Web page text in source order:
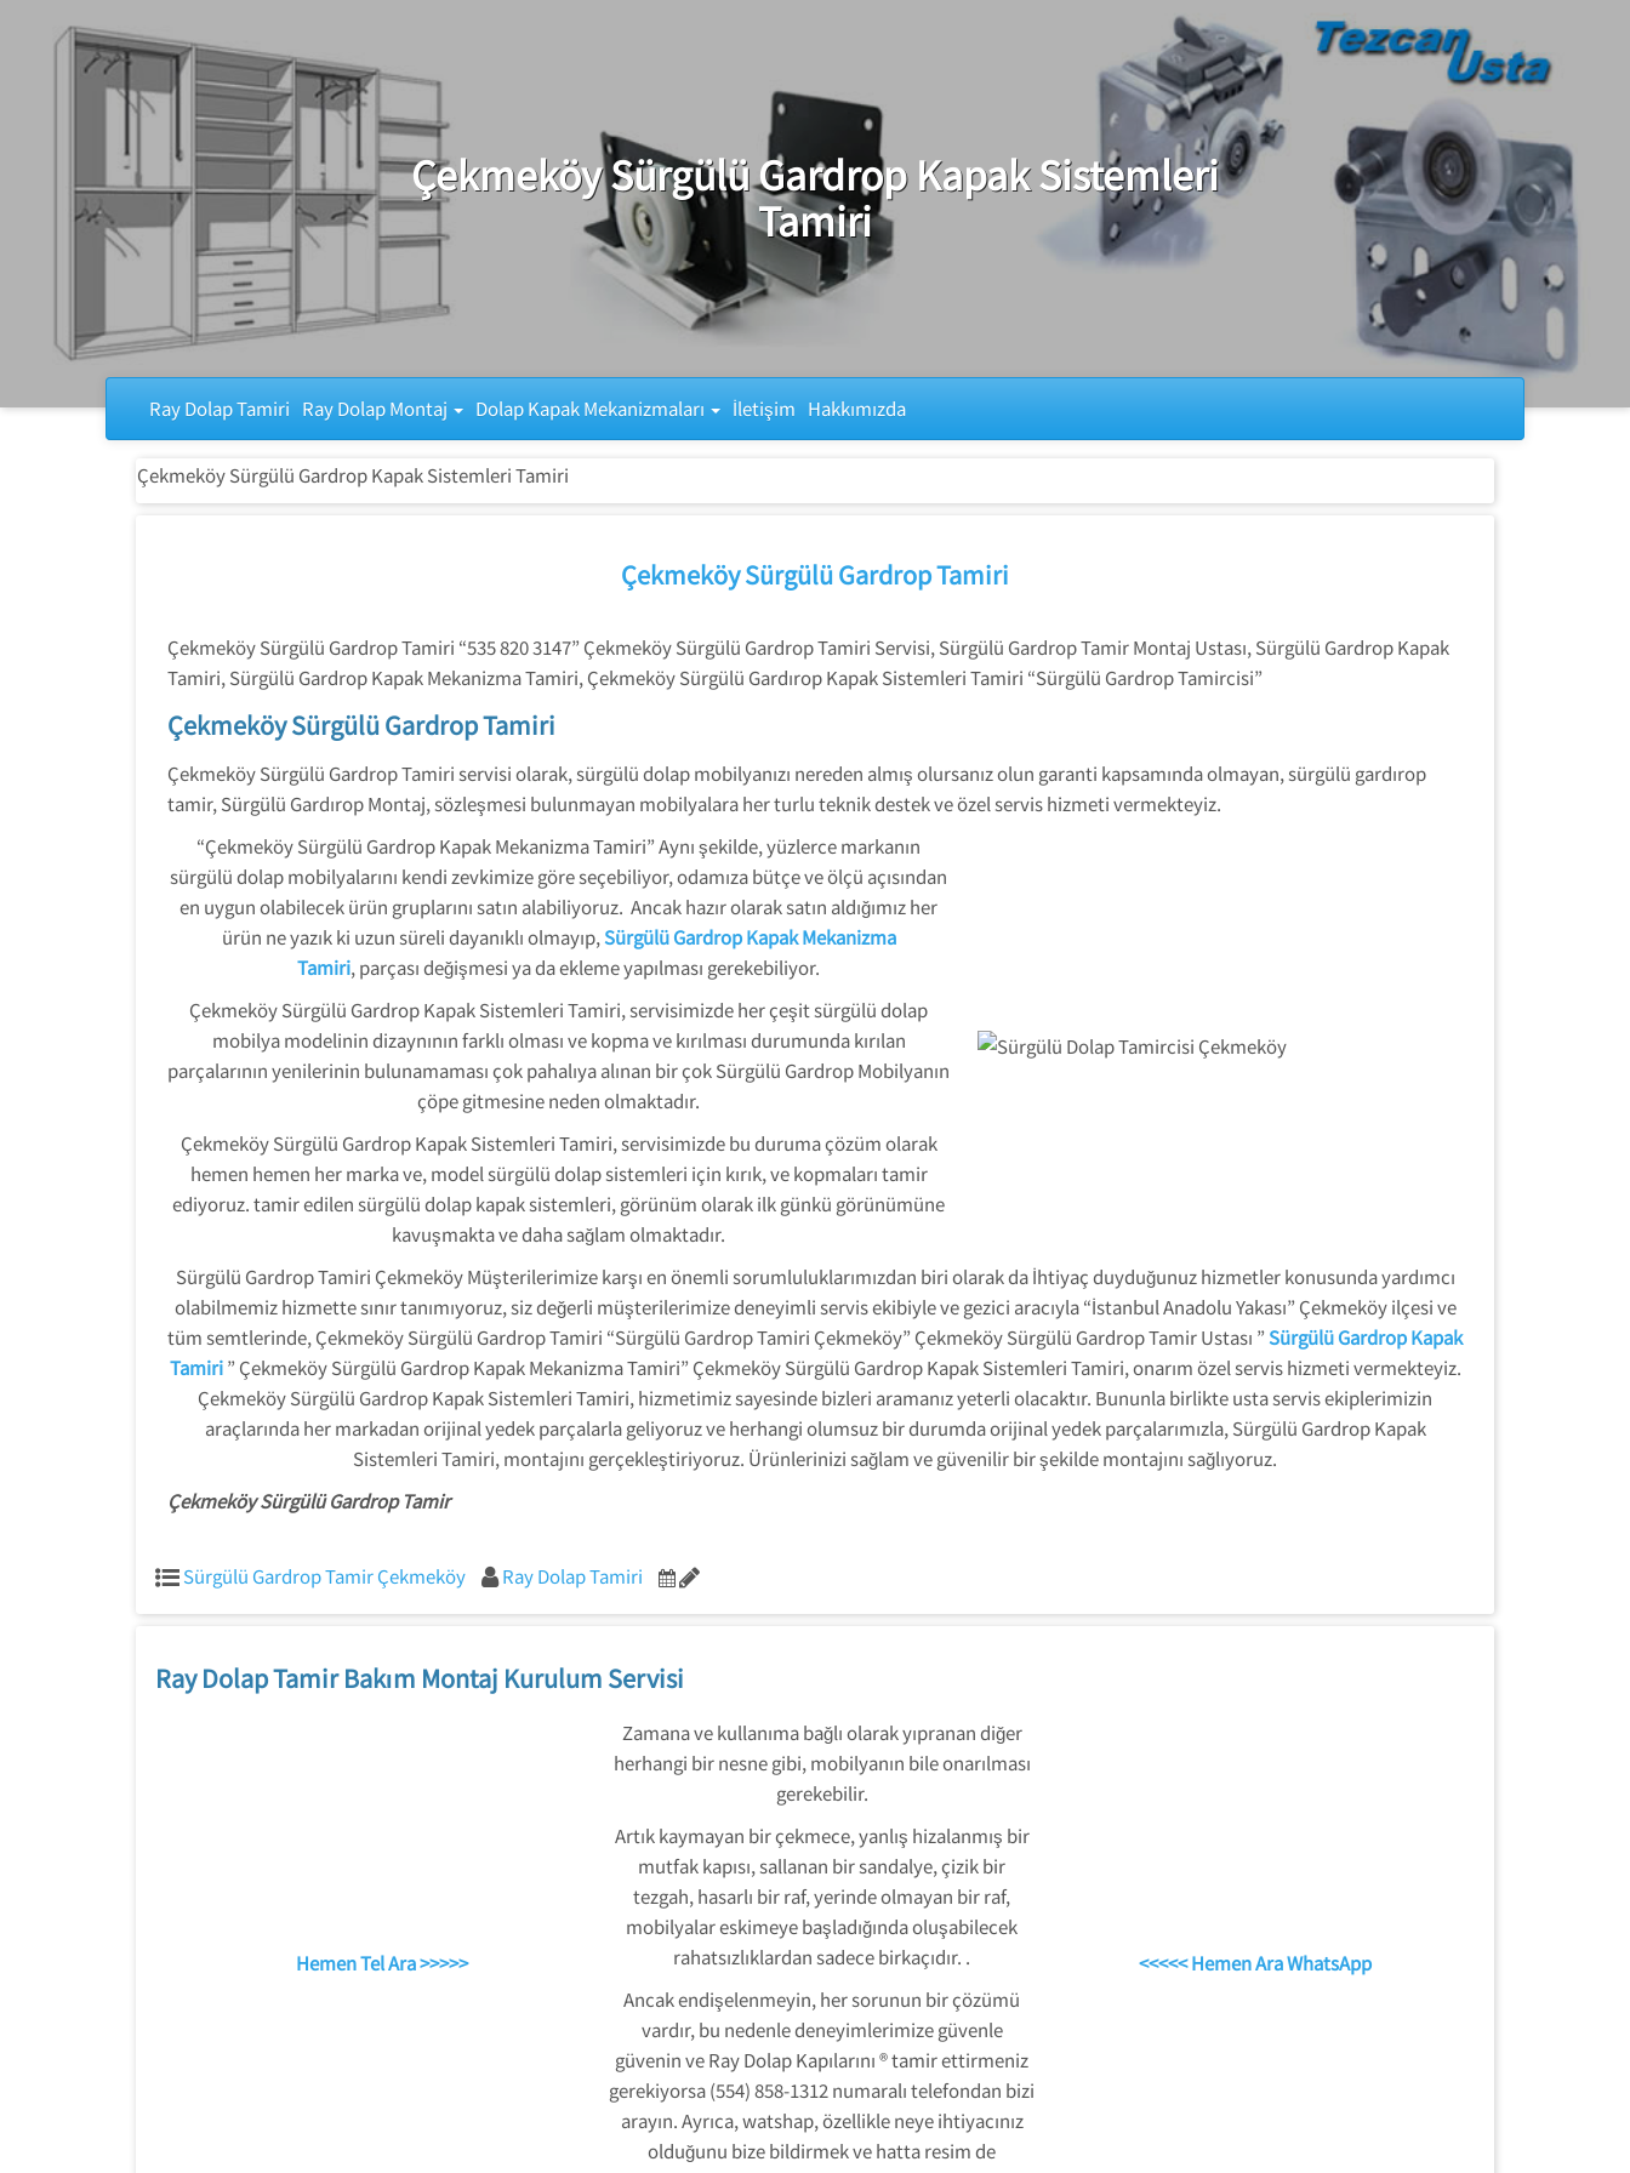
Çekmeköy Sürgülü Gardrop Kapak Sistemleri
Tamiri
Ray Dolap Tamiri Ray Dolap Montaj Dolap Kapak Mekanizmaları İletişim Hakkımızda
Çekmeköy Sürgülü Gardrop Kapak Sistemleri Tamiri
Çekmeköy Sürgülü Gardrop Tamiri
Çekmeköy Sürgülü Gardrop Tamiri “535 820 3147” Çekmeköy Sürgülü Gardrop Tamiri Servisi, Sürgülü Gardrop Tamir Montaj Ustası, Sürgülü Gardrop Kapak
Tamiri, Sürgülü Gardrop Kapak Mekanizma Tamiri, Çekmeköy Sürgülü Gardırop Kapak Sistemleri Tamiri “Sürgülü Gardrop Tamircisi”
Çekmeköy Sürgülü Gardrop Tamiri
Çekmeköy Sürgülü Gardrop Tamiri servisi olarak, sürgülü dolap mobilyanızı nereden almış olursanız olun garanti kapsamında olmayan, sürgülü gardırop
tamir, Sürgülü Gardırop Montaj, sözleşmesi bulunmayan mobilyalara her turlu teknik destek ve özel servis hizmeti vermekteyiz.
“Çekmeköy Sürgülü Gardrop Kapak Mekanizma Tamiri” Aynı şekilde, yüzlerce markanın
sürgülü dolap mobilyalarını kendi zevkimize göre seçebiliyor, odamıza bütçe ve ölçü açısından
en uygun olabilecek ürün gruplarını satın alabiliyoruz. Ancak hazır olarak satın aldığımız her
ürün ne yazık ki uzun süreli dayanıklı olmayıp,Sürgülü Gardrop Kapak Mekanizma
Tamiri, parçası değişmesi ya da ekleme yapılması gerekebiliyor.
Çekmeköy Sürgülü Gardrop Kapak Sistemleri Tamiri, servisimizde her çeşit sürgülü dolap
mobilya modelinin dizaynının farklı olması ve kopma ve kırılması durumunda kırılan
parçalarının yenilerinin bulunamaması çok pahalıya alınan bir çok Sürgülü Gardrop Mobilyanın
çöpe gitmesine neden olmaktadır.
Çekmeköy Sürgülü Gardrop Kapak Sistemleri Tamiri, servisimizde bu duruma çözüm olarak
hemen hemen her marka ve, model sürgülü dolap sistemleri için kırık, ve kopmaları tamir
ediyoruz. tamir edilen sürgülü dolap kapak sistemleri, görünüm olarak ilk günkü görünümüne
kavuşmakta ve daha sağlam olmaktadır.
Sürgülü Gardrop Tamiri Çekmeköy Müşterilerimize karşı en önemli sorumluluklarımızdan biri olarak da İhtiyaç duyduğunuz hizmetler konusunda yardımcı
olabilmemiz hizmette sınır tanımıyoruz, siz değerli müşterilerimize deneyimli servis ekibiyle ve gezici aracıyla “İstanbul Anadolu Yakası” Çekmeköy ilçesi ve
tüm semtlerinde, Çekmeköy Sürgülü Gardrop Tamiri “Sürgülü Gardrop Tamiri Çekmeköy” Çekmeköy Sürgülü Gardrop Tamir Ustası ”Sürgülü Gardrop Kapak
Tamiri” Çekmeköy Sürgülü Gardrop Kapak Mekanizma Tamiri” Çekmeköy Sürgülü Gardrop Kapak Sistemleri Tamiri, onarım özel servis hizmeti vermekteyiz.
Çekmeköy Sürgülü Gardrop Kapak Sistemleri Tamiri, hizmetimiz sayesinde bizleri aramanız yeterli olacaktır. Bununla birlikte usta servis ekiplerimizin
araçlarında her markadan orijinal yedek parçalarla geliyoruz ve herhangi olumsuz bir durumda orijinal yedek parçalarımızla, Sürgülü Gardrop Kapak
Sistemleri Tamiri, montajını gerçekleştiriyoruz. Ürünlerinizi sağlam ve güvenilir bir şekilde montajını sağlıyoruz.
Çekmeköy Sürgülü Gardrop Tamir
Sürgülü Gardrop Tamir Çekmeköy Ray Dolap Tamiri
Ray Dolap Tamir Bakım Montaj Kurulum Servisi
Hemen Tel Ara >>>>>
Zamana ve kullanıma bağlı olarak yıpranan diğer
herhangi bir nesne gibi, mobilyanın bile onarılması
gerekebilir.
Artık kaymayan bir çekmece, yanlış hizalanmış bir
mutfak kapısı, sallanan bir sandalye, çizik bir
tezgah, hasarlı bir raf, yerinde olmayan bir raf,
mobilyalar eskimeye başladığında oluşabilecek
rahatsızlıklardan sadece birkaçıdır. .
Ancak endişelenmeyin, her sorunun bir çözümü
vardır, bu nedenle deneyimlerimize güvenle
güvenin ve Ray Dolap Kapılarını ® tamir ettirmeniz
gerekiyorsa (554) 858-1312 numaralı telefondan bizi
arayın. Ayrıca, watshap, özellikle neye ihtiyacınız
olduğunu bize bildirmek ve hatta resim de
<<<<< Hemen Ara WhatsApp